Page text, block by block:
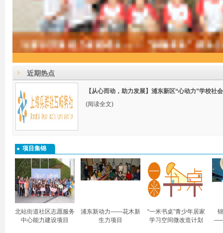
近期热点
【从心而动，助力发展】浦东新区“心动力”学校社
(阅读全文)
项目集锦
北站街道社区志愿服务
中心能力建设项目
浦东新动力——花木新
生力项目
“一米书桌”青少年居家
学习空间微改造计划